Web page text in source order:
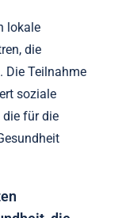
lokale
die
Die Teilnahme
soziale
für die